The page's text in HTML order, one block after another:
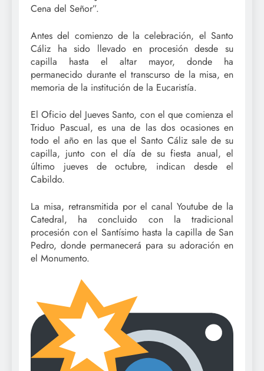
Cena del Señor”.
Antes del comienzo de la celebración, el Santo
Cáliz ha sido llevado en procesión desde su
capilla hasta el altar mayor, donde ha
permanecido durante el transcurso de la misa, en
memoria de la institución de la Eucaristía.
El Oficio del Jueves Santo, con el que comienza el
Triduo Pascual, es una de las dos ocasiones en
todo el año en las que el Santo Cáliz sale de su
capilla, junto con el día de su fiesta anual, el
último jueves de octubre, indican desde el
Cabildo.
La misa, retransmitida por el canal Youtube de la
Catedral, ha concluido con la tradicional
procesión con el Santísimo hasta la capilla de San
Pedro, donde permanecerá para su adoración en
el Monumento.